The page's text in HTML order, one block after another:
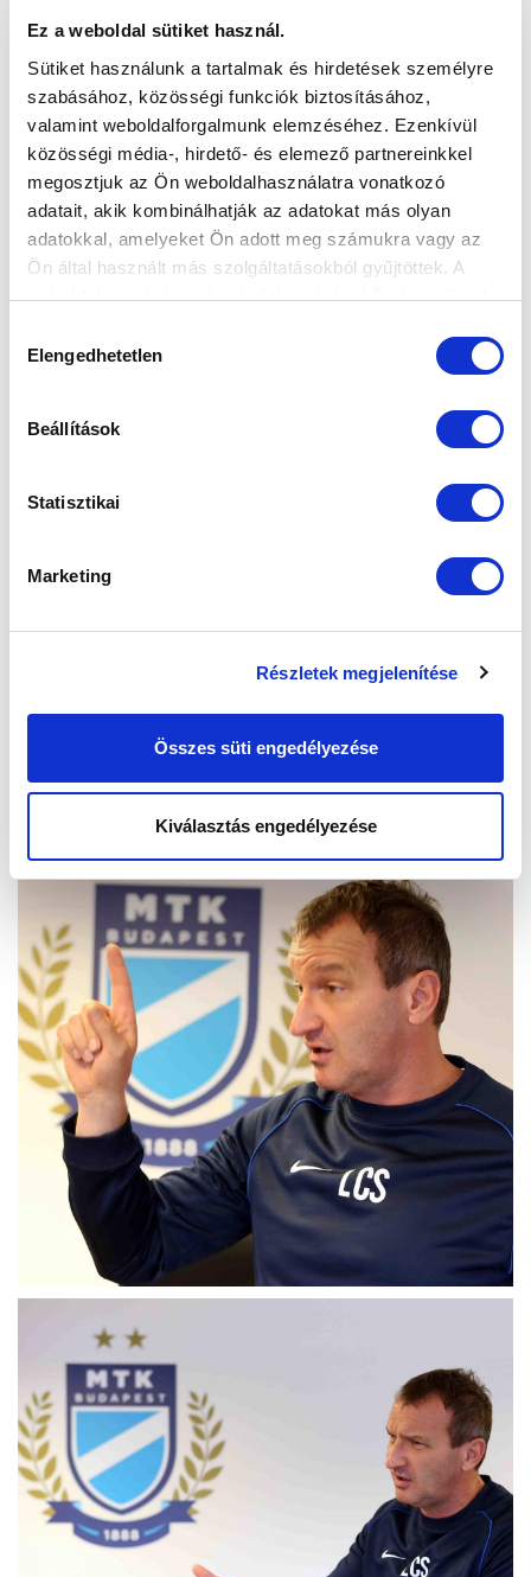
Ez a weboldal sütiket használ.
Sütiket használunk a tartalmak és hirdetések személyre
szabásához, közösségi funkciók biztosításához,
valamint weboldalforgalmunk elemzéséhez. Ezenkívül
közösségi média-, hirdető- és elemező partnereinkkel
megosztjuk az Ön weboldalhasználatra vonatkozó
adatait, akik kombinálhatják az adatokat más olyan
adatokkal, amelyeket Ön adott meg számukra vagy az
Ön által használt más szolgáltatásokból gyűjtöttek. A
weboldalon való böngészés folytatásával Ön hozzájárul a
kiválasztása
Elengedhetetlen
Beállítások
Statisztikai
Marketing
Részletek megjelenítése
Összes süti engedélyezése
Kiválasztás engedélyezése